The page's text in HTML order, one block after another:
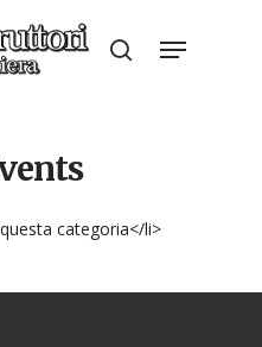
search
Menu
categoria</li>